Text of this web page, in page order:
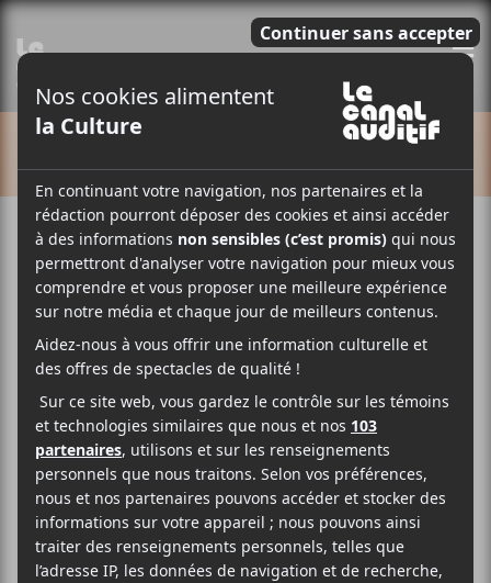
Cet évènement est passé.
Polo & Pan (Francos de
Montréal)
2018-06-16 @ 21:00-23:0049$
AJOUTER AU CALENDRIER